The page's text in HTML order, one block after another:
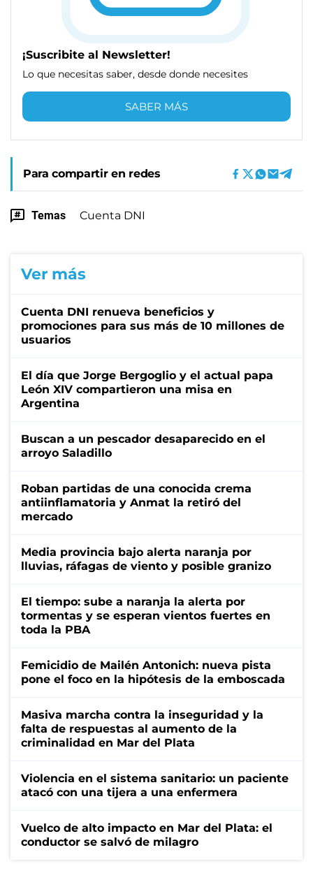
¡Suscribite al Newsletter!
Lo que necesitas saber, desde donde necesites
SABER MÁS
Para compartir en redes
Temas Cuenta DNI
Ver más
Cuenta DNI renueva beneficios y
promociones para sus más de 10 millones de
usuarios
El día que Jorge Bergoglio y el actual papa
León XIV compartieron una misa en
Argentina
Buscan a un pescador desaparecido en el
arroyo Saladillo
Roban partidas de una conocida crema
antiinflamatoria y Anmat la retiró del
mercado
Media provincia bajo alerta naranja por
lluvias, ráfagas de viento y posible granizo
El tiempo: sube a naranja la alerta por
tormentas y se esperan vientos fuertes en
toda la PBA
Femicidio de Mailén Antonich: nueva pista
pone el foco en la hipótesis de la emboscada
Masiva marcha contra la inseguridad y la
falta de respuestas al aumento de la
criminalidad en Mar del Plata
Violencia en el sistema sanitario: un paciente
atacó con una tijera a una enfermera
Vuelco de alto impacto en Mar del Plata: el
conductor se salvó de milagro